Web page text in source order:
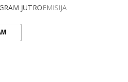
JUTROEMISIJA